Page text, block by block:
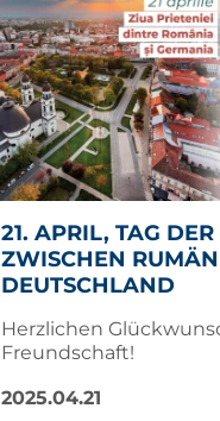
21. APRIL, TAG
ZWISCHEN
DEUTSCHLAND
Herzlichen
Freundschaft!
2025.04.21